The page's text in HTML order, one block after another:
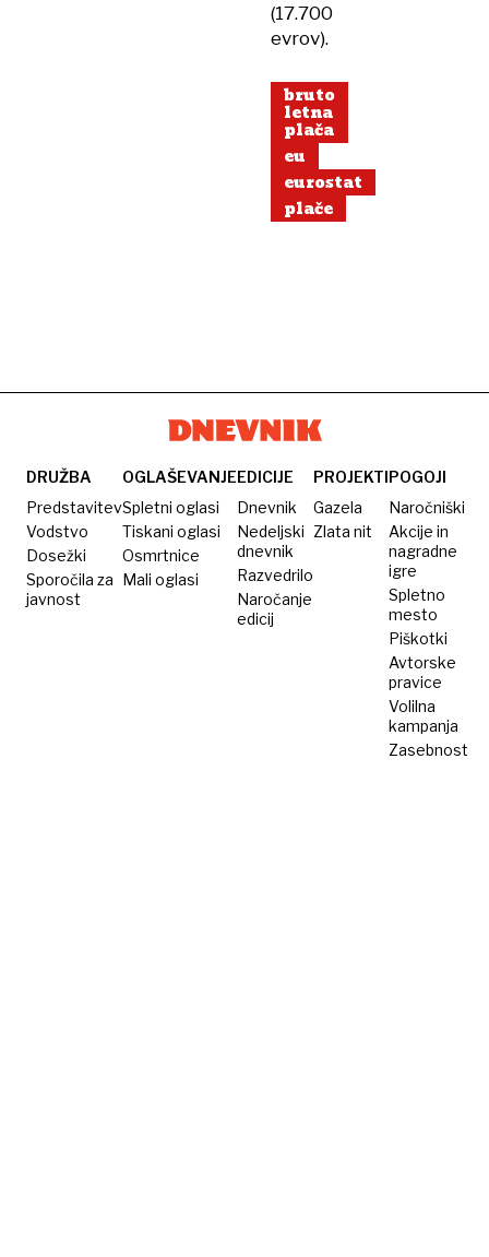
(17.700
evrov).
bruto
letna
plača
eu
eurostat
plače
DRUŽBA
Predstavitev
Vodstvo
Dosežki
Sporočila za
javnost
OGLAŠEVANJE
Spletni oglasi
Tiskani oglasi
Osmrtnice
Mali oglasi
EDICIJE
Dnevnik
Nedeljski
dnevnik
Razvedrilo
Naročanje
edicij
PROJEKTI
Gazela
Zlata nit
POGOJI
Naročniški
Akcije in
nagradne
igre
Spletno
mesto
Piškotki
Avtorske
pravice
Volilna
kampanja
Zasebnost